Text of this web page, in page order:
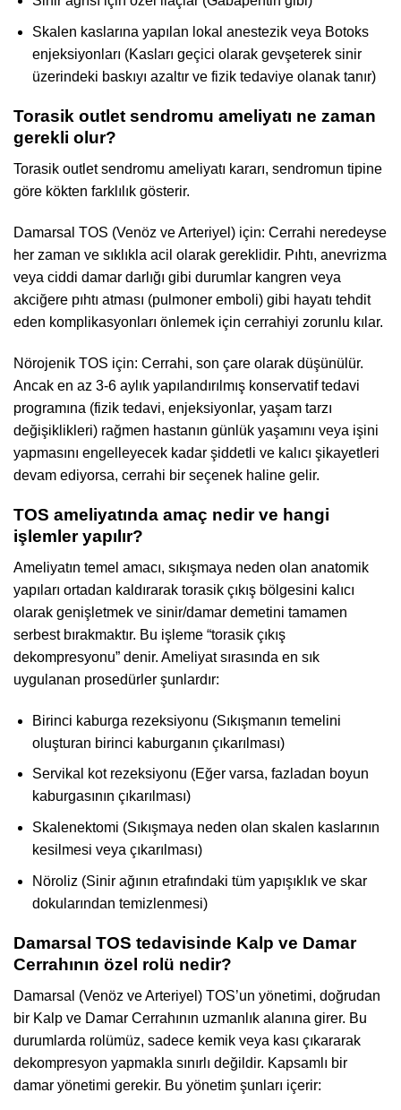
Skalen kaslarına yapılan lokal anestezik veya Botoks
enjeksiyonları (Kasları geçici olarak gevşeterek sinir
üzerindeki baskıyı azaltır ve fizik tedaviye olanak tanır)
Torasik outlet sendromu ameliyatı ne zaman
gerekli olur?
Torasik outlet sendromu ameliyatı kararı, sendromun tipine
göre kökten farklılık gösterir.
Damarsal TOS (Venöz ve Arteriyel) için: Cerrahi neredeyse
her zaman ve sıklıkla acil olarak gereklidir. Pıhtı, anevrizma
veya ciddi damar darlığı gibi durumlar kangren veya
akciğere pıhtı atması (pulmoner emboli) gibi hayatı tehdit
eden komplikasyonları önlemek için cerrahiyi zorunlu kılar.
Nörojenik TOS için: Cerrahi, son çare olarak düşünülür.
Ancak en az 3-6 aylık yapılandırılmış konservatif tedavi
programına (fizik tedavi, enjeksiyonlar, yaşam tarzı
değişiklikleri) rağmen hastanın günlük yaşamını veya işini
yapmasını engelleyecek kadar şiddetli ve kalıcı şikayetleri
devam ediyorsa, cerrahi bir seçenek haline gelir.
TOS ameliyatında amaç nedir ve hangi
işlemler yapılır?
Ameliyatın temel amacı, sıkışmaya neden olan anatomik
yapıları ortadan kaldırarak torasik çıkış bölgesini kalıcı
olarak genişletmek ve sinir/damar demetini tamamen
serbest bırakmaktır. Bu işleme “torasik çıkış
dekompresyonu” denir. Ameliyat sırasında en sık
uygulanan prosedürler şunlardır:
Birinci kaburga rezeksiyonu (Sıkışmanın temelini
oluşturan birinci kaburganın çıkarılması)
Servikal kot rezeksiyonu (Eğer varsa, fazladan boyun
kaburgasının çıkarılması)
Skalenektomi (Sıkışmaya neden olan skalen kaslarının
kesilmesi veya çıkarılması)
Nöroliz (Sinir ağının etrafındaki tüm yapışıklık ve skar
dokularından temizlenmesi)
Damarsal TOS tedavisinde Kalp ve Damar
Cerrahının özel rolü nedir?
Damarsal (Venöz ve Arteriyel) TOS’un yönetimi, doğrudan
bir Kalp ve Damar Cerrahının uzmanlık alanına girer. Bu
durumlarda rolümüz, sadece kemik veya kası çıkararak
dekompresyon yapmakla sınırlı değildir. Kapsamlı bir
damar yönetimi gerekir. Bu yönetim şunları içerir: